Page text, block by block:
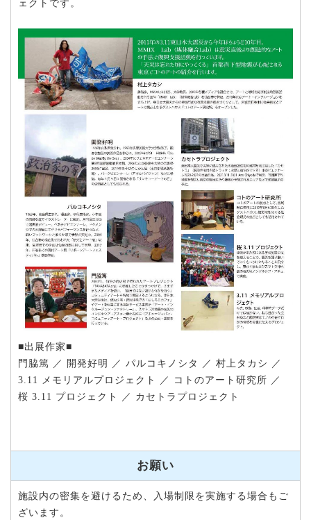
ェクトです。
■出展作家■
門脇篤 ／ 開発好明 ／ パルコキノシタ ／ 村上タカシ ／
3.11 メモリアルプロジェクト ／ コトのアート研究所 ／
桜 3.11 プロジェクト ／ カセトラプロジェクト
お願い
施設内の密集を避けるため、入場制限を実施する場合もご
ざいます。